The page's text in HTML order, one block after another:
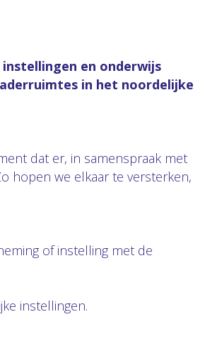
en onderwijs
in het noordelijke
dat er, in samenspraak met
hopen we elkaar te versterken,
of instelling met de
instellingen.